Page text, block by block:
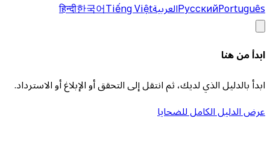
РусскийPortuguês العربية हिन्दी한국어Tiếng Việt
ابدأ من هنا
ابدأ بالدليل الذي لديك، ثم انتقل إلى التحقق أو الإبلاغ أو الاسترداد.
عرض الدليل الكامل للضحايا